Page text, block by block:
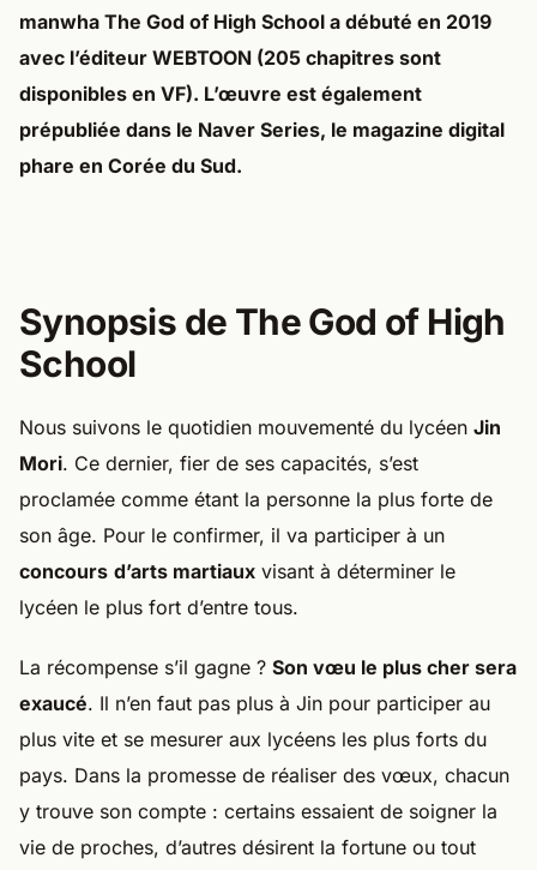
manwha The God of High School a débuté en 2019
avec l’éditeur WEBTOON (205 chapitres sont
disponibles en VF). L’œuvre est également
prépubliée dans le Naver Series, le magazine digital
phare en Corée du Sud.
Synopsis de The God of High
School
Nous suivons le quotidien mouvementé du lycéen Jin
Mori. Ce dernier, fier de ses capacités, s’est
proclamée comme étant la personne la plus forte de
son âge. Pour le confirmer, il va participer à un
concours d’arts martiaux visant à déterminer le
lycéen le plus fort d’entre tous.
La récompense s’il gagne ? Son vœu le plus cher sera
exaucé. Il n’en faut pas plus à Jin pour participer au
plus vite et se mesurer aux lycéens les plus forts du
pays. Dans la promesse de réaliser des vœux, chacun
y trouve son compte : certains essaient de soigner la
vie de proches, d’autres désirent la fortune ou tout